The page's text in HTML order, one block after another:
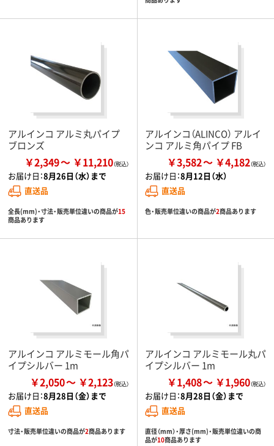
アルインコ アルミ丸パイプ
ブロンズ
￥2,349 ￥11,210
お届け日：8月26日（水）まで
直送品
全長(mm)・寸法・販売単位違いの商品が15
商品あります
アルインコ（ALINCO） アルイ
ンコ アルミ角パイプ FB
￥3,582 ￥4,182
お届け日：8月12日（水）
直送品
色・販売単位違いの商品が2商品あります
アルインコ アルミモール角パ
イプシルバー 1m
￥2,050 ￥2,123
お届け日：8月28日（金）まで
直送品
寸法・販売単位違いの商品が2商品あります
アルインコ アルミモール丸パ
イプシルバー 1m
￥1,408 ￥1,960
お届け日：8月28日（金）まで
直送品
直径（mm）・厚さ(mm)・販売単位違いの商
品が10商品あります